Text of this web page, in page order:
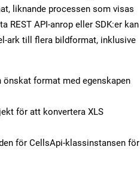
liknande processen som visas
REST API-anrop eller SDK:er kan
ark till flera bildformat, inklusive
format med egenskapen
för att konvertera XLS
för CellsApi-klassinstansen för